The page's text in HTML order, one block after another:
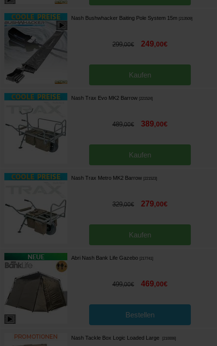
Nash Bushwhacker Baiting Pole System 15m 213509]
299,00€ 249,00€
Kaufen
Nash Trax Evo MK2 Barrow 221524]
489,00€ 389,00€
Kaufen
Nash Trax Metro MK2 Barrow 221523]
329,00€ 279,00€
Kaufen
Abri Nash Bank Life Gazebo 217741]
499,00€ 469,00€
Bestellen
Nash Tackle Box Logic Loaded Large 210006]